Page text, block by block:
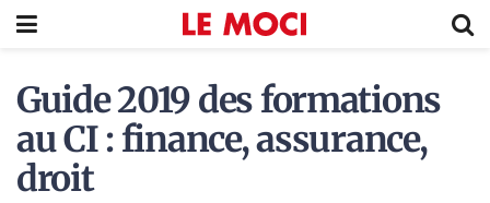
Guide 2019 des formations
au CI : finance, assurance,
droit